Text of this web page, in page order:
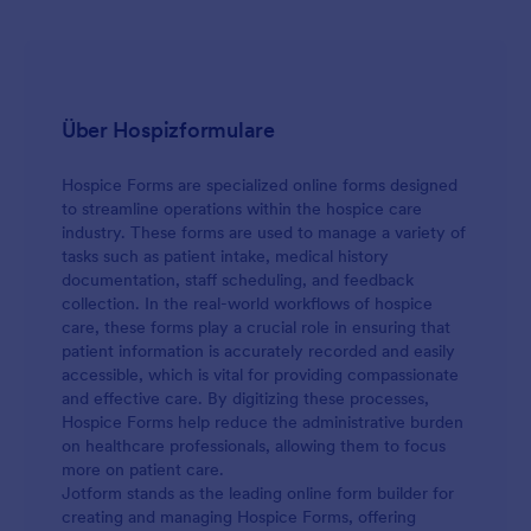
Über Hospizformulare
Hospice Forms are specialized online forms designed
to streamline operations within the hospice care
industry. These forms are used to manage a variety of
tasks such as patient intake, medical history
documentation, staff scheduling, and feedback
collection. In the real-world workflows of hospice
care, these forms play a crucial role in ensuring that
patient information is accurately recorded and easily
accessible, which is vital for providing compassionate
and effective care. By digitizing these processes,
Hospice Forms help reduce the administrative burden
on healthcare professionals, allowing them to focus
more on patient care.
Jotform stands as the leading online form builder for
creating and managing Hospice Forms, offering